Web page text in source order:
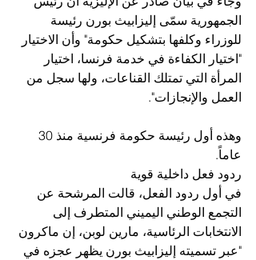
الجمهورية سمّى إليزابيث بورن رئيسة
للوزراء وكلفها بتشكيل حكومة" وأن الاختيار
"اختيار الكفاءة في خدمة فرنسا، اختيار
المرأة التي تمتلك القناعات، ولها سجل من
العمل والإنجازات".
عاماً.
ردود فعل داخلية قوية
في أول ردود الفعل، قالت المرشحة عن
التجمع الوطني اليميني المتطرف إلى
الانتخابات الرئاسية، مارين لوبن، إن ماكرون
"عبر تسميته إليزابيث بورن يظهر عجزه في